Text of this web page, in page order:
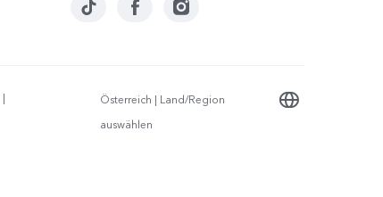
|
Österreich | Land/Region
auswählen